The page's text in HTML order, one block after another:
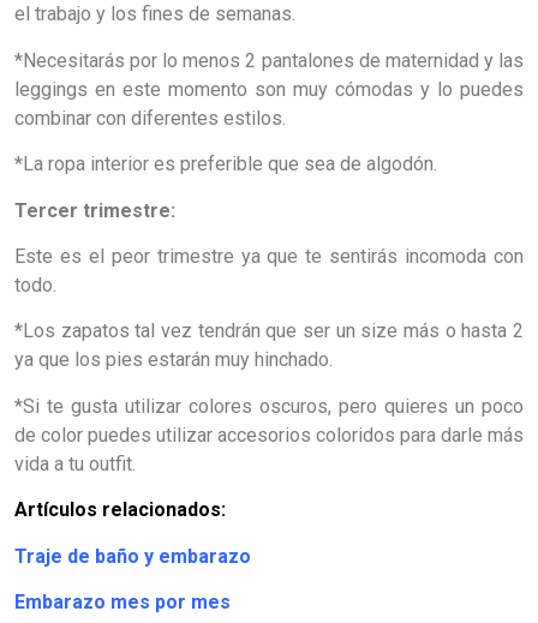
el trabajo y los fines de semanas.
*Necesitarás por lo menos 2 pantalones de maternidad y las
leggings en este momento son muy cómodas y lo puedes
combinar con diferentes estilos.
*La ropa interior es preferible que sea de algodón.
Tercer trimestre:
Este es el peor trimestre ya que te sentirás incomoda con
todo.
*Los zapatos tal vez tendrán que ser un size más o hasta 2
ya que los pies estarán muy hinchado.
*Si te gusta utilizar colores oscuros, pero quieres un poco
de color puedes utilizar accesorios coloridos para darle más
vida a tu outfit.
Artículos relacionados:
Traje de baño y embarazo
Embarazo mes por mes